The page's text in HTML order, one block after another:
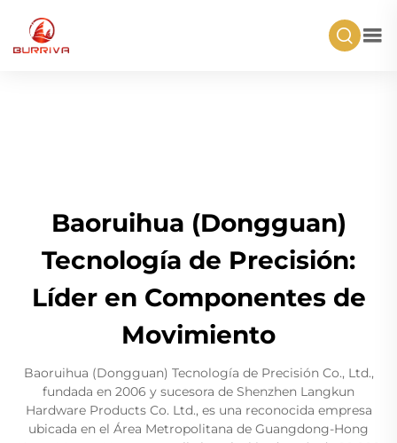
Baoruihua (Dongguan)
Tecnología de Precisión:
Líder en Componentes de
Movimiento
Baoruihua (Dongguan) Tecnología de Precisión Co., Ltd.,
fundada en 2006 y sucesora de Shenzhen Langkun
Hardware Products Co. Ltd., es una reconocida empresa
ubicada en el Área Metropolitana de Guangdong-Hong